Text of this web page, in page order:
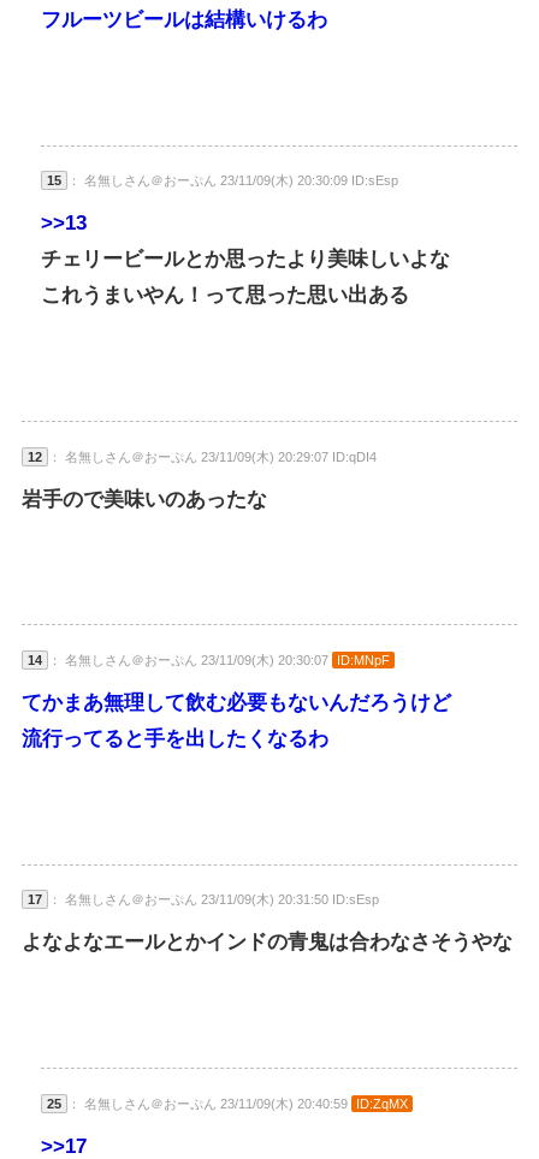
フルーツビールは結構いけるわ
15 ： 名無しさん＠おーぷん 23/11/09(木) 20:30:09 ID:sEsp
>>13
チェリービールとか思ったより美味しいよな
これうまいやん！って思った思い出ある
12 ： 名無しさん＠おーぷん 23/11/09(木) 20:29:07 ID:qDI4
岩手ので美味いのあったな
14 ： 名無しさん＠おーぷん 23/11/09(木) 20:30:07 ID:MNpF
てかまあ無理して飲む必要もないんだろうけど
流行ってると手を出したくなるわ
17 ： 名無しさん＠おーぷん 23/11/09(木) 20:31:50 ID:sEsp
よなよなエールとかインドの青鬼は合わなさそうやな
25 ： 名無しさん＠おーぷん 23/11/09(木) 20:40:59 ID:ZqMX
>>17